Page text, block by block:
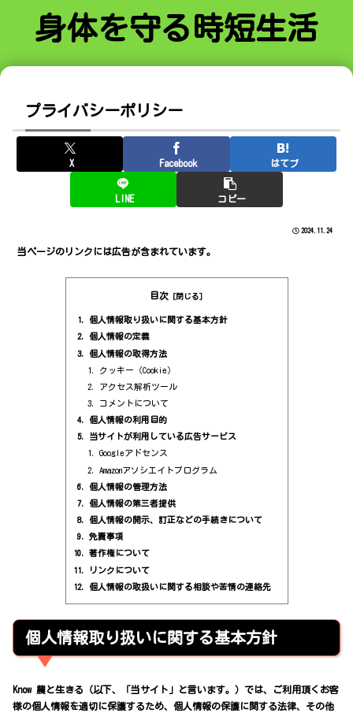
身体を守る時短生活
プライバシーポリシー
X Facebook はてブ
LINE コピー
2024.11.24
当ページのリンクには広告が含まれています。
目次
個人情報取り扱いに関する基本方針
個人情報の定義
個人情報の取得方法
クッキー（Cookie）
アクセス解析ツール
コメントについて
個人情報の利用目的
当サイトが利用している広告サービス
Googleアドセンス
Amazonアソシエイトプログラム
個人情報の管理方法
個人情報の第三者提供
個人情報の開示、訂正などの手続きについて
免責事項
著作権について
リンクについて
個人情報の取扱いに関する相談や苦情の連絡先
個人情報取り扱いに関する基本方針
Know 農と生きる（以下、「当サイト」と言います。）では、ご利用頂くお客
様の個人情報を適切に保護するため、個人情報の保護に関する法律、その他